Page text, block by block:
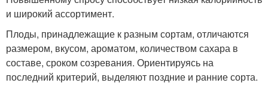
и широкий ассортимент.
Плоды, принадлежащие к разным сортам, отличаются
размером, вкусом, ароматом, количеством сахара в
составе, сроком созревания. Ориентируясь на
последний критерий, выделяют поздние и ранние сорта.